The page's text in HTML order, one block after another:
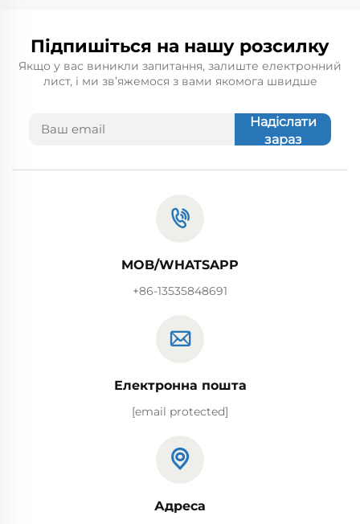
Підпишіться на нашу розсилку
Якщо у вас виникли запитання, залиште електронний
лист, і ми зв’яжемося з вами якомога швидше
Надіслати
зараз
MOB/WHATSAPP
+86-13535848691
Електронна пошта
[email protected]
Адреса